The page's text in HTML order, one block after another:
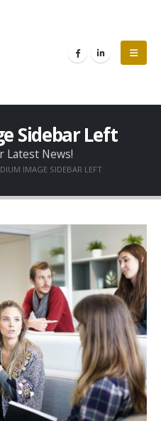
Sidebar Left
Latest News!
IMAGE SIDEBAR LEFT